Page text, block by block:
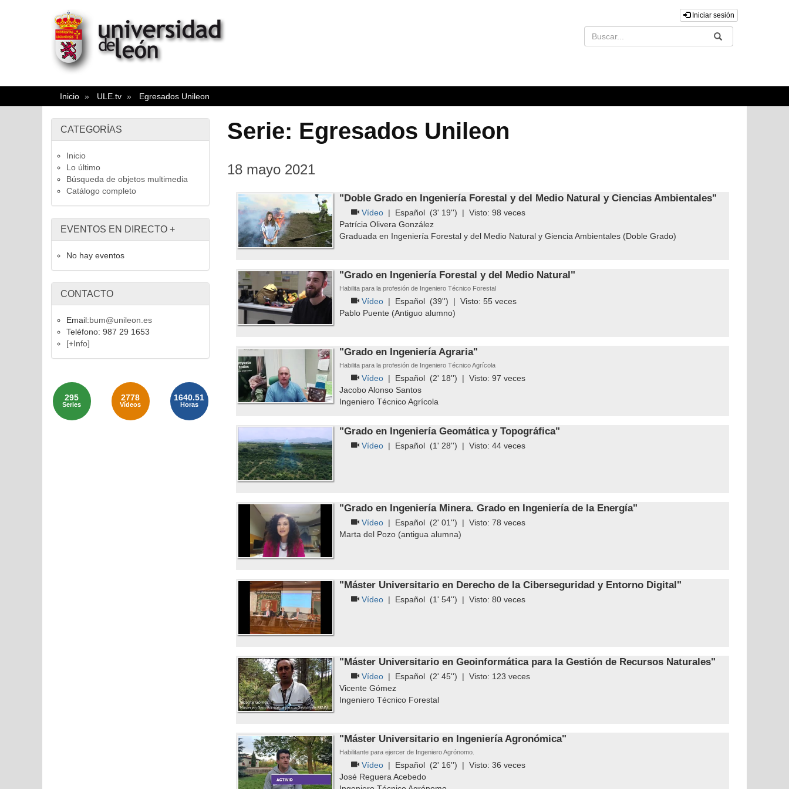
Iniciar sesión
Buscar Enviar
Inicio ULE.tv Egresados Unileon
CATEGORÍAS
Inicio
Lo último
Búsqueda de objetos multimedia
Catálogo completo
EVENTOS EN DIRECTO +
No hay eventos
CONTACTO
Email:bum@unileon.es
Teléfono: 987 29 1653
[+Info]
295
Series
2778
Vídeos
1640.51
Horas
Serie: Egresados Unileon
18 mayo 2021
"Doble Grado en Ingeniería Forestal y del Medio Natural y Ciencias Ambientales"
Vídeo| Español(3' 19'') | Visto: 98 veces
Patrícia Olivera González
Graduada en Ingeniería Forestal y del Medio Natural y Giencia Ambientales (Doble Grado)
"Grado en Ingeniería Forestal y del Medio Natural"
Habilita para la profesión de Ingeniero Técnico Forestal
Vídeo| Español(39'') | Visto: 55veces
Pablo Puente (Antiguo alumno)
"Grado en Ingeniería Agraria"
Habilita para la profesión de Ingeniero Técnico Agrícola
Vídeo| Español(2' 18'') | Visto: 97 veces
Jacobo Alonso Santos
Ingeniero Técnico Agrícola
"Grado en Ingeniería Geomática y Topográfica"
Vídeo| Español(1' 28'') | Visto: 44veces
"Grado en Ingeniería Minera. Grado en Ingeniería de la Energía"
Vídeo| Español(2' 01'') | Visto: 78 veces
Marta del Pozo (antigua alumna)
"Máster Universitario en Derecho de la Ciberseguridad y Entorno Digital"
Vídeo| Español(1' 54'') | Visto: 80veces
"Máster Universitario en Geoinformática para la Gestión de Recursos Naturales"
Vídeo| Español(2' 45'') | Visto: 123 veces
Vicente Gómez
Ingeniero Técnico Forestal
"Máster Universitario en Ingeniería Agronómica"
Habilitante para ejercer de Ingeniero Agrónomo.
Vídeo| Español(2' 16'') | Visto: 36 veces
José Reguera Acebedo